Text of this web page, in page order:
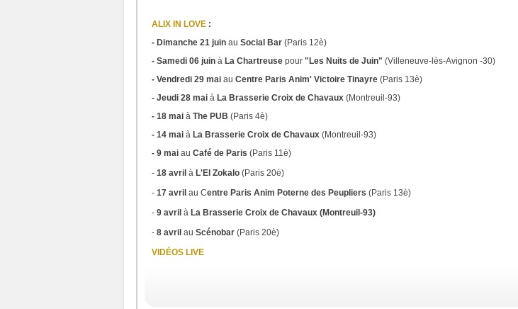
ALIX IN LOVE :
- Dimanche 21 juin au Social Bar (Paris 12è)
- Samedi 06 juin à La Chartreuse pour "Les Nuits de Juin" (Villeneuve-lès-Avignon -30)
- Vendredi 29 mai au Centre Paris Anim' Victoire Tinayre (Paris 13è)
- Jeudi 28 mai à La Brasserie Croix de Chavaux (Montreuil-93)
- 18 mai à The PUB (Paris 4è)
- 14 mai à La Brasserie Croix de Chavaux (Montreuil-93)
- 9 mai au Café de Paris (Paris 11è)
- 18 avril à L'El Zokalo (Paris 20è)
- 17 avril au Centre Paris Anim Poterne des Peupliers (Paris 13è)
- 9 avril à La Brasserie Croix de Chavaux (Montreuil-93)
- 8 avril au Scénobar (Paris 20è)
VIDÉOS LIVE